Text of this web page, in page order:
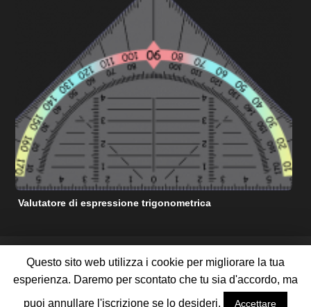
Valutatore di espressione trigonometrica
RISORSE DI AIUTO MATEMATICHE GRATUITE
TERMINI DI SERVIZIO
POLITICA SULLA RISERVATEZZA
RIGUARDO A NOI
CONTATTACI
PUBBLICIZZA CON NOI
Questo sito web utilizza i cookie per migliorare la tua
esperienza. Daremo per scontato che tu sia d'accordo, ma
puoi annullare l'iscrizione se lo desideri.
Accettare